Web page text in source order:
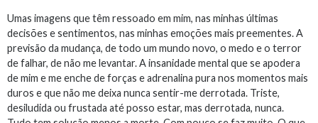
Umas imagens que têm ressoado em mim, nas minhas últimas
decisões e sentimentos, nas minhas emoções mais preementes. A
previsão da mudança, de todo um mundo novo, o medo e o terror
de falhar, de não me levantar. A insanidade mental que se apodera
de mim e me enche de forças e adrenalina pura nos momentos mais
duros e que não me deixa nunca sentir-me derrotada. Triste,
desiludida ou frustada até posso estar, mas derrotada, nunca.